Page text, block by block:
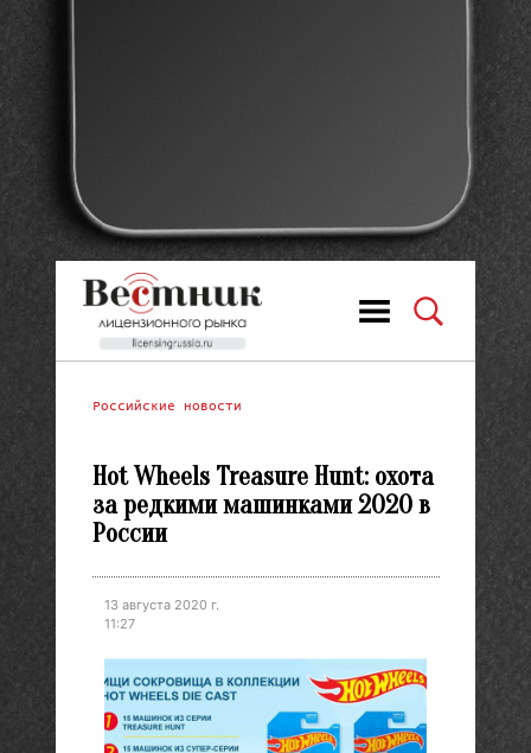
Российские новости
Hot Wheels Treasure Hunt: охота
за редкими машинками 2020 в
России
13 августа 2020 г.
11:27